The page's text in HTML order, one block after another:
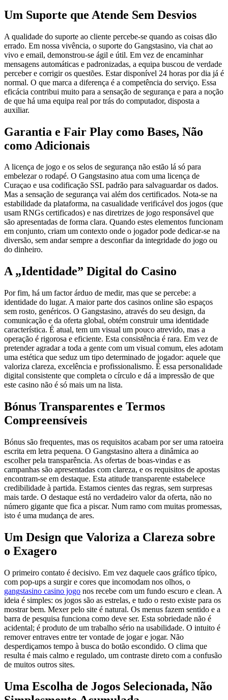
Um Suporte que Atende Sem Desvios
A qualidade do suporte ao cliente percebe-se quando as coisas dão
errado. Em nossa vivência, o suporte do Gangstasino, via chat ao
vivo e email, demonstrou-se ágil e útil. Em vez de encaminhar
mensagens automáticas e padronizadas, a equipa buscou de verdade
perceber e corrigir os questões. Estar disponível 24 horas por dia já é
normal. O que marca a diferença é a competência do serviço. Essa
eficácia contribui muito para a sensação de segurança e para a noção
de que há uma equipa real por trás do computador, disposta a
auxiliar.
Garantia e Fair Play como Bases, Não
como Adicionais
A licença de jogo e os selos de segurança não estão lá só para
embelezar o rodapé. O Gangstasino atua com uma licença de
Curaçao e usa codificação SSL padrão para salvaguardar os dados.
Mas a sensação de segurança vai além dos certificados. Nota-se na
estabilidade da plataforma, na casualidade verificável dos jogos (que
usam RNGs certificados) e nas diretrizes de jogo responsável que
são apresentadas de forma clara. Quando estes elementos funcionam
em conjunto, criam um contexto onde o jogador pode dedicar-se na
diversão, sem andar sempre a desconfiar da integridade do jogo ou
do dinheiro.
A „Identidade” Digital do Casino
Por fim, há um factor árduo de medir, mas que se percebe: a
identidade do lugar. A maior parte dos casinos online são espaços
sem rosto, genéricos. O Gangstasino, através do seu design, da
comunicação e da oferta global, obtém construir uma identidade
característica. É atual, tem um visual um pouco atrevido, mas a
operação é rigorosa e eficiente. Esta consistência é rara. Em vez de
pretender agradar a toda a gente com um visual comum, eles adotam
uma estética que seduz um tipo determinado de jogador: aquele que
valoriza clareza, excelência e profissionalismo. É essa personalidade
digital consistente que completa o círculo e dá a impressão de que
este casino não é só mais um na lista.
Bónus Transparentes e Termos
Compreensíveis
Bónus são frequentes, mas os requisitos acabam por ser uma ratoeira
escrita em letra pequena. O Gangstasino altera a dinâmica ao
escolher pela transparência. As ofertas de boas-vindas e as
campanhas são apresentadas com clareza, e os requisitos de apostas
encontram-se em destaque. Esta atitude transparente estabelece
credibilidade à partida. Estamos cientes das regras, sem surpresas
mais tarde. O destaque está no verdadeiro valor da oferta, não no
número gigante que fica a piscar. Num ramo com muitas promessas,
isto é uma mudança de ares.
Um Design que Valoriza a Clareza sobre
o Exagero
O primeiro contato é decisivo. Em vez daquele caos gráfico típico,
com pop-ups a surgir e cores que incomodam nos olhos, o
gangstasino casino jogo nos recebe com um fundo escuro e clean. A
ideia é simples: os jogos são as estrelas, e tudo o resto existe para os
mostrar bem. Mexer pelo site é natural. Os menus fazem sentido e a
barra de pesquisa funciona como deve ser. Esta sobriedade não é
acidental; é produto de um trabalho sério na usabilidade. O intuito é
remover entraves entre ter vontade de jogar e jogar. Não
desperdiçamos tempo à busca do botão escondido. O clima que
resulta é mais calmo e regulado, um contraste direto com a confusão
de muitos outros sites.
Uma Escolha de Jogos Selecionada, Não